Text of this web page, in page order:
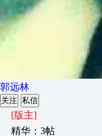
郭远林
关注 私信
[版主]
精华：3帖